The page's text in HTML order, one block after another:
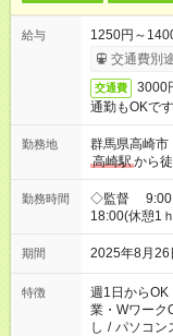
給与
1250円～
交通費別
交通費
3000
通勤もOKで
勤務地
群馬県高崎市
高崎駅から
勤務時間
◇監督 9:00
18:00(休憩1
ｈ)最大延長
長30分 ◇誘
合は上記条件
期間 2025年8月
特徴 週1日からOK
業・Wワーク
し / パソコン